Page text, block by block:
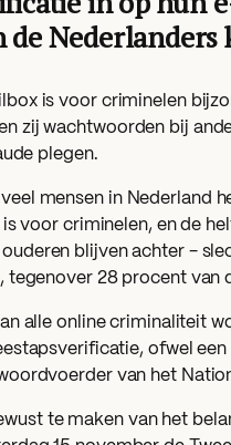
Nederlanders
is voor criminelen
zij wachtwoorden bij
plegen.
veel mensen in Nederland
voor criminelen, en de
blijven achter -
28 procent van
alle online criminaliteit
ofwel
van het
te maken van het